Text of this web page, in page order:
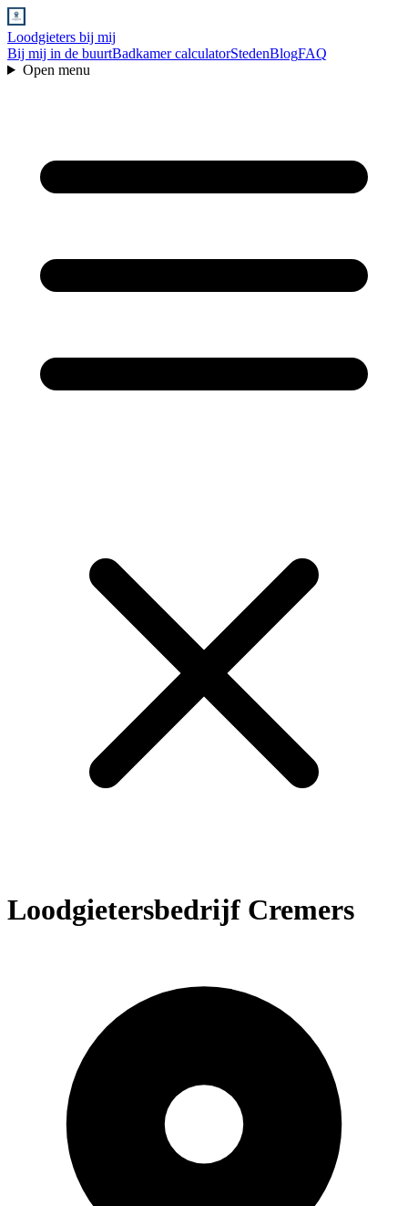
Loodgieters bij mij
Bij mij in de buurtBadkamer calculatorStedenBlogFAQ
Open menu
Loodgietersbedrijf Cremers